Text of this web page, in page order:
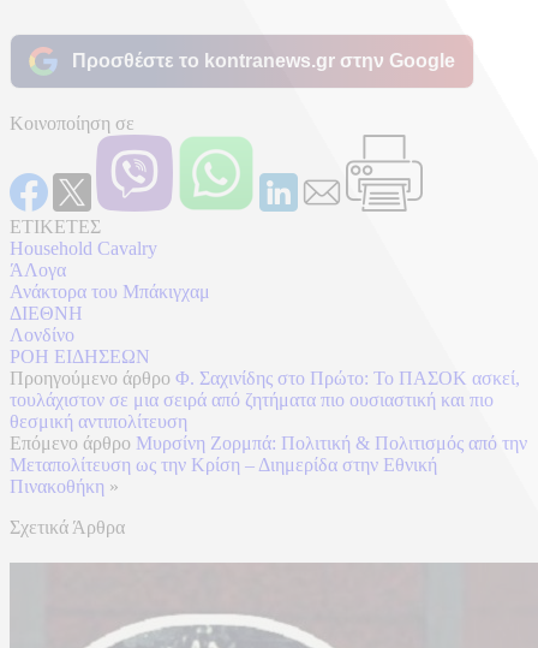
Προσθέστε το kontranews.gr στην Google
Κοινοποίηση σε
ΕΤΙΚΕΤΕΣ
Household Cavalry
ΆΛογα
Ανάκτορα του Μπάκιγχαμ
ΔΙΕΘΝΗ
Λονδίνο
ΡΟΗ ΕΙΔΗΣΕΩΝ
Προηγούμενο άρθρο Φ. Σαχινίδης στο Πρώτο: Το ΠΑΣΟΚ ασκεί,
τουλάχιστον σε μια σειρά από ζητήματα πιο ουσιαστική και πιο
θεσμική αντιπολίτευση
Επόμενο άρθρο Μυρσίνη Ζορμπά: Πολιτική & Πολιτισμός από την
Μεταπολίτευση ως την Κρίση – Διημερίδα στην Εθνική
Πινακοθήκη »
Σχετικά Άρθρα